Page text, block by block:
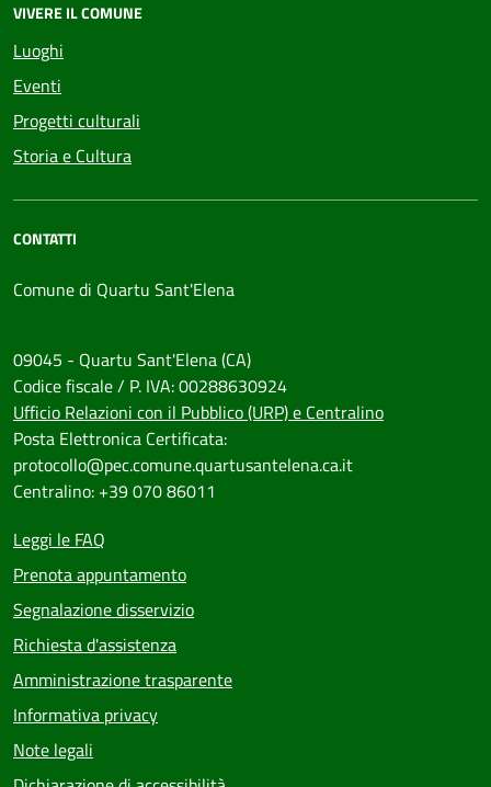
VIVERE IL COMUNE
Luoghi
Eventi
Progetti culturali
Storia e Cultura
CONTATTI
Comune di Quartu Sant'Elena
09045 - Quartu Sant'Elena (CA)
Codice fiscale / P. IVA: 00288630924
Ufficio Relazioni con il Pubblico (URP) e Centralino
Posta Elettronica Certificata:
protocollo@pec.comune.quartusantelena.ca.it
Centralino: +39 070 86011
Leggi le FAQ
Prenota appuntamento
Segnalazione disservizio
Richiesta d'assistenza
Amministrazione trasparente
Informativa privacy
Note legali